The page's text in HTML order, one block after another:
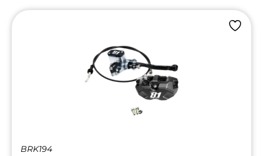
BRK194